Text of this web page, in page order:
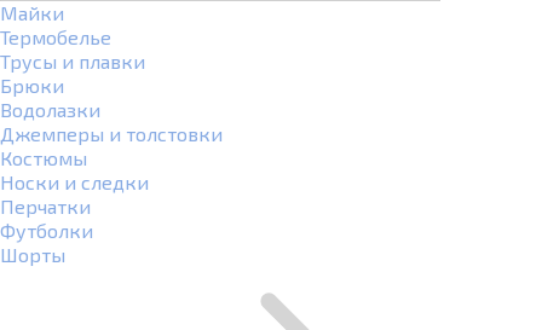
Майки
Термобелье
Трусы и плавки
Брюки
Водолазки
Джемперы и толстовки
Костюмы
Носки и следки
Перчатки
Футболки
Шорты